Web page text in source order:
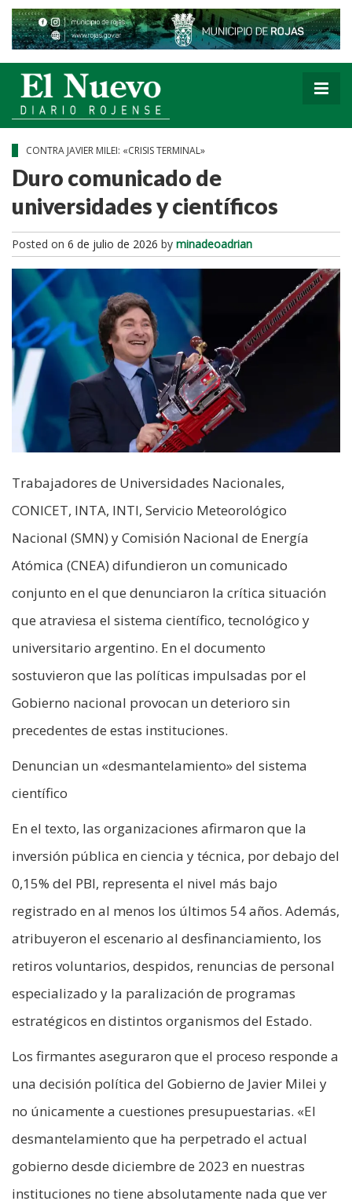
CONTRA JAVIER MILEI: «CRISIS TERMINAL»
Duro comunicado de
universidades y científicos
Posted on 6 de julio de 2026 by minadeoadrian
Trabajadores de Universidades Nacionales,
CONICET, INTA, INTI, Servicio Meteorológico
Nacional (SMN) y Comisión Nacional de Energía
Atómica (CNEA) difundieron un comunicado
conjunto en el que denunciaron la crítica situación
que atraviesa el sistema científico, tecnológico y
universitario argentino. En el documento
sostuvieron que las políticas impulsadas por el
Gobierno nacional provocan un deterioro sin
precedentes de estas instituciones.
Denuncian un «desmantelamiento» del sistema
científico
En el texto, las organizaciones afirmaron que la
inversión pública en ciencia y técnica, por debajo del
0,15% del PBI, representa el nivel más bajo
registrado en al menos los últimos 54 años. Además,
atribuyeron el escenario al desfinanciamiento, los
retiros voluntarios, despidos, renuncias de personal
especializado y la paralización de programas
estratégicos en distintos organismos del Estado.
Los firmantes aseguraron que el proceso responde a
una decisión política del Gobierno de Javier Milei y
no únicamente a cuestiones presupuestarias. «El
desmantelamiento que ha perpetrado el actual
gobierno desde diciembre de 2023 en nuestras
instituciones no tiene absolutamente nada que ver